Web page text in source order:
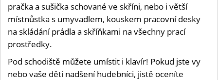
pračka a sušička schované ve skříni, nebo i větší
místnůstka s umyvadlem, kouskem pracovní desky
na skládání prádla a skříňkami na všechny prací
prostředky.
Pod schodiště můžete umístit i klavír! Pokud jste vy
nebo vaše děti nadšení hudebníci, jistě oceníte